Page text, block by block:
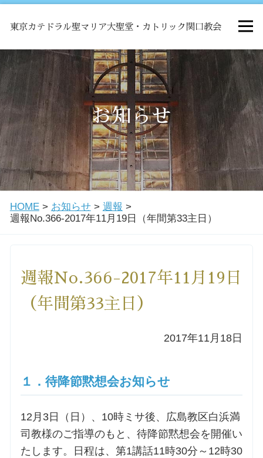
東京カテドラル聖マリア大聖堂・カトリック関口教会
HOME
ミサ
お知らせ
関口教会について
教会学校・中高生会
洗礼を希望される方
森田神父の講座
シスター中島の講座
教区カテキスタの講座
お知らせ
HOME> お知らせ> 週報 >
週報No.366-2017年11月19日（年間第33主日）
週報No.366-2017年11月19日
（年間第33主日）
2017年11月18日
１．待降節黙想会お知らせ
12月3日（日）、10時ミサ後、広島教区白浜満
司教様のご指導のもと、待降節黙想会を開催い
たします。日程は、第1講話11時30分～12時30